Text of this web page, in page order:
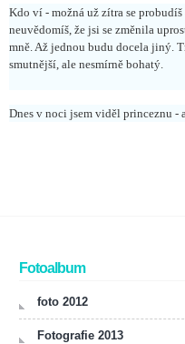
Kdo ví - možná už zítra se
neuvědomíš, že jsi se změnila
mně. Až jednou budu docela jiný.
smutnější, ale nesmírně bohatý.
Dnes v noci jsem viděl princeznu -
Fotoalbum
foto 2012
Fotografie 2013